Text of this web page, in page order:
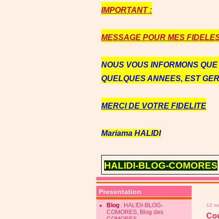
IMPORTANT :
MESSAGE POUR MES
NOUS VOUS INFORMONS QUE
QUELQUES ANNEES, EST
MERCI DE VOTRE FIDELITE
Mariama HALIDI
HALIDI-BLOG-COMORES
Presentation
Blog : HALIDI-BLOG-
COMORES, Blog des
12